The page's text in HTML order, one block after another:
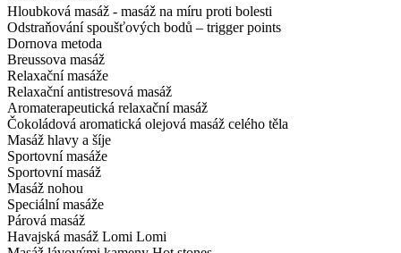
Hloubková masáž - masáž na míru proti bolesti
Odstraňování spoušťových bodů – trigger points
Dornova metoda
Breussova masáž
Relaxační masáže
Relaxační antistresová masáž
Aromaterapeutická relaxační masáž
Čokoládová aromatická olejová masáž celého těla
Masáž hlavy a šíje
Sportovní masáže
Sportovní masáž
Masáž nohou
Speciální masáže
Párová masáž
Havajská masáž Lomi Lomi